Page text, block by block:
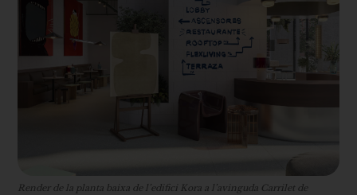
Render de la planta baixa de l’edifici Kora a l’avinguda Carrilet de